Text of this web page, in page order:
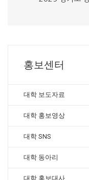
홍보센터
대학 보도자료
대학 홍보영상
대학 SNS
대학 동아리
대학 홍보대사